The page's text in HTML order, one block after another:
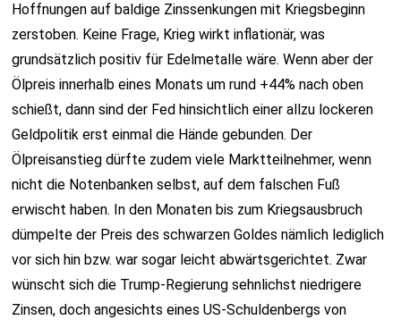
Hoffnungen auf baldige Zinssenkungen mit Kriegsbeginn
zerstoben. Keine Frage, Krieg wirkt inflationär, was
grundsätzlich positiv für Edelmetalle wäre. Wenn aber der
Ölpreis innerhalb eines Monats um rund +44% nach oben
schießt, dann sind der Fed hinsichtlich einer allzu lockeren
Geldpolitik erst einmal die Hände gebunden. Der
Ölpreisanstieg dürfte zudem viele Marktteilnehmer, wenn
nicht die Notenbanken selbst, auf dem falschen Fuß
erwischt haben. In den Monaten bis zum Kriegsausbruch
dümpelte der Preis des schwarzen Goldes nämlich lediglich
vor sich hin bzw. war sogar leicht abwärtsgerichtet. Zwar
wünscht sich die Trump-Regierung sehnlichst niedrigere
Zinsen, doch angesichts eines US-Schuldenbergs von